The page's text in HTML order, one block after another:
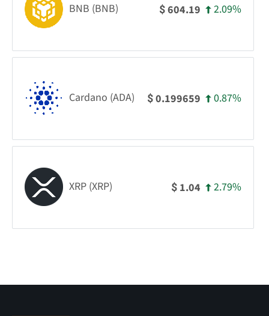
BNB (BNB) $604.19 2.09%
Cardano (ADA) $0.199659 0.87%
XRP (XRP) $ 1.04 2.79%